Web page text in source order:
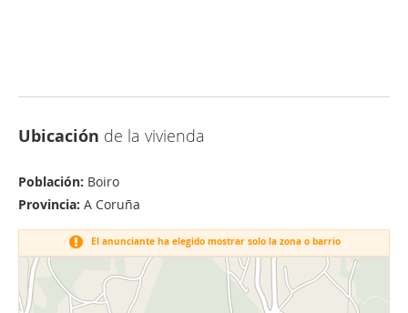
Ubicación de la vivienda
Población: Boiro
Provincia: A Coruña
El anunciante ha elegido mostrar solo la zona o barrio